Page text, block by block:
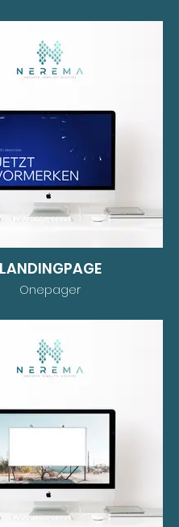
LANDINGPAGE
Onepager